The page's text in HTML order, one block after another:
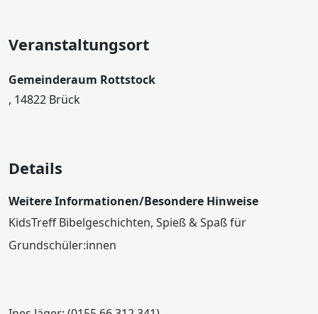
Veranstaltungsort
Gemeinderaum Rottstock
, 14822 Brück
Details
Weitere Informationen/Besondere Hinweise
KidsTreff Bibelgeschichten, Spieß & Spaß für
Grundschüler:innen